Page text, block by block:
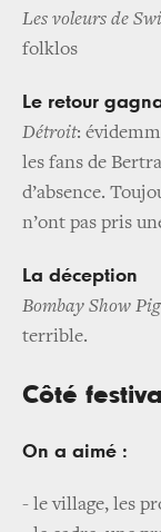
Les voleurs de
folklos
Le retour
Détroit:
les fans de
d’absence.
n’ont pas pris
La déception
Bombay Show Pig
terrible.
Côté festival
On a aimé :
- le village, les